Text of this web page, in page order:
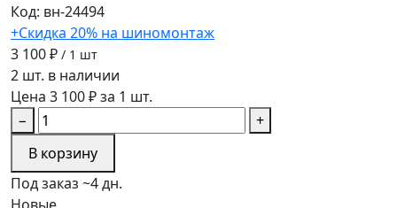
Код: вн-24494
+Скидка 20% на шиномонтаж
3 100 ₽ / 1 шт
2 шт. в наличии
Цена 3 100 ₽ за 1 шт.
−
+
В корзину
Под заказ ~4 дн.